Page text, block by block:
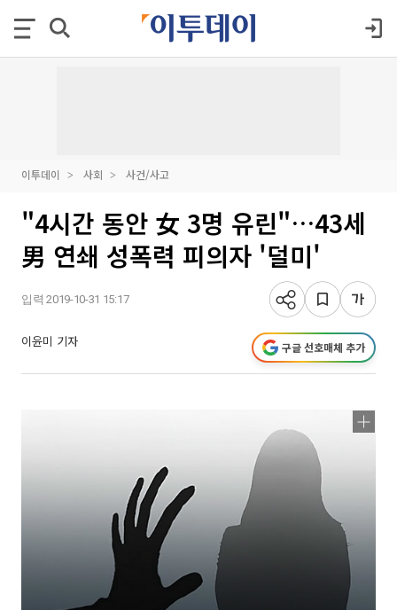
이투데이 사회 사건/사고
"4시간 동안 女 3명 유린"…43세
男 연쇄 성폭력 피의자 '덜미'
입력 2019-10-31 15:17
이윤미 기자 구글 선호매체 추가